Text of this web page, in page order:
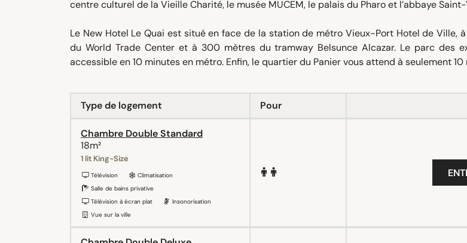
centre culturel de la Vieille Charité, le musée MUCEM, le palais du Pharo et l’abbaye
Le New Hotel Le Quai est situé en face de la station de métro Vieux-Port Hotel de Ville,
du World Trade Center et à 300 mètres du tramway Belsunce Alcazar. Le parc des
accessible en 10 minutes en métro. Enfin, le quartier du Panier vous attend à seulement
Type de logement Pour
Chambre Double Standard
18m²
1 lit King-Size
Télévision
Climatisation
Salle de bains privative
Télévision à écran plat
Insonorisation
Vue sur la ville